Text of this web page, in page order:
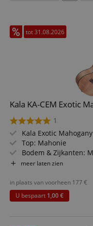
tot 31.08.2026
Kala KA-CEM Exotic
1
Kala Exotic
Top: Mahonie
Bodem & Zijkanten:
Toets/Hals:
meer laten zien
in plaats van voorheen 177 €
U bespaart 1,00 €